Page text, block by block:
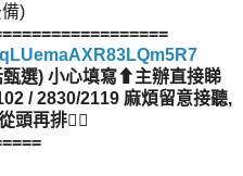
)
甄選) 小心填寫⬆主辦直接睇
/ 2830/2119 麻煩留意接聽,
再排👂🏻